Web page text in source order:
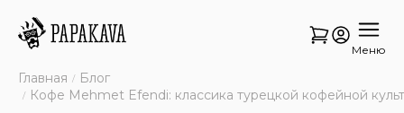
Меню
Главная
Блог
Кофе Mehmet Efendi: классика турецкой кофейной